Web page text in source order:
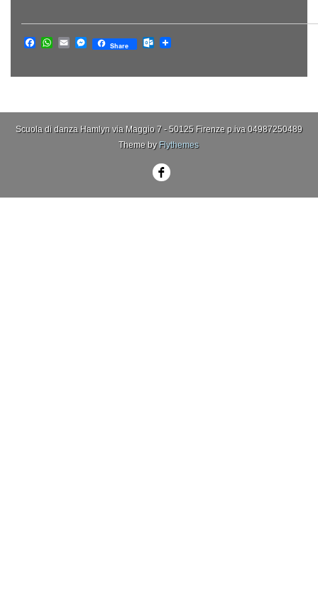
Facebook
WhatsApp
EmailMessenger
Share Outlook.com
Scuola di danza Hamlyn via Maggio 7 - 50125 Firenze p.iva 04987250489
Theme by Flythemes